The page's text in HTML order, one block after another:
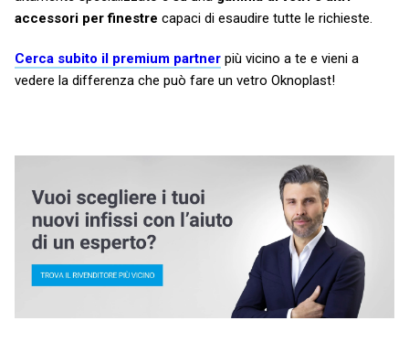
accessori per finestre capaci di esaudire tutte le richieste.
Cerca subito il premium partner più vicino a te e vieni a
vedere la differenza che può fare un vetro Oknoplast!